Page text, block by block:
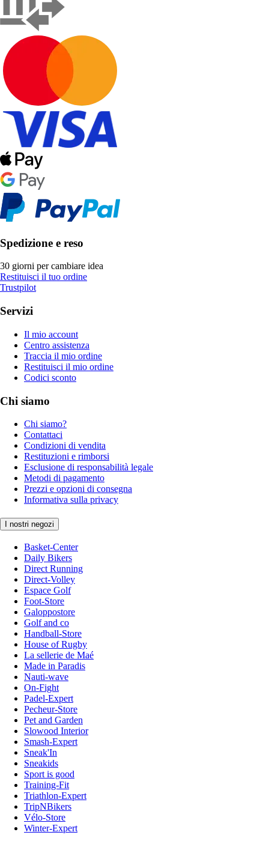
Spedizione e reso
30 giorni per cambiare idea
Restituisci il tuo ordine
Trustpilot
Servizi
Il mio account
Centro assistenza
Traccia il mio ordine
Restituisci il mio ordine
Codici sconto
Chi siamo
Chi siamo?
Contattaci
Condizioni di vendita
Restituzioni e rimborsi
Esclusione di responsabilità legale
Metodi di pagamento
Prezzi e opzioni di consegna
Informativa sulla privacy
I nostri negozi
Basket-Center
Daily Bikers
Direct Running
Direct-Volley
Espace Golf
Foot-Store
Galoppostore
Golf and co
Handball-Store
House of Rugby
La sellerie de Maé
Made in Paradis
Nauti-wave
On-Fight
Padel-Expert
Pecheur-Store
Pet and Garden
Slowood Interior
Smash-Expert
Sneak'In
Sneakids
Sport is good
Training-Fit
Triathlon-Expert
TripNBikers
Vélo-Store
Winter-Expert